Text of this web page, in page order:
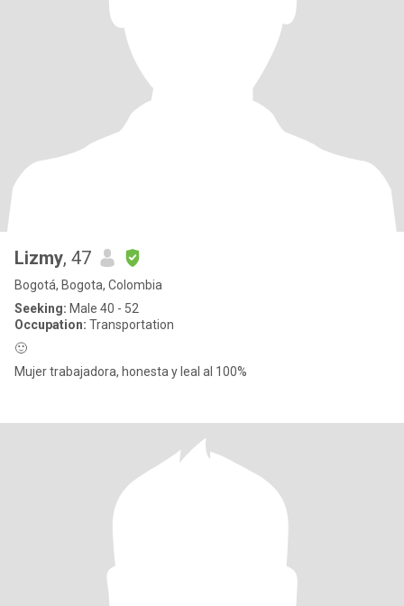
Lizmy, 47
Bogotá, Bogota, Colombia
Seeking: Male 40 - 52
Occupation: Transportation
🙂
Mujer trabajadora, honesta y leal al 100%